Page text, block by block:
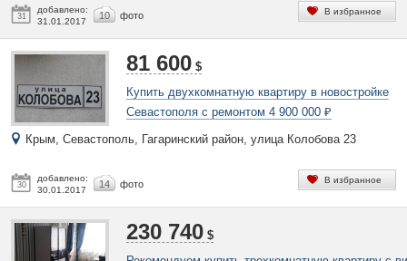
31
добавлено:
31.01.2017
10 фото В избранное
30
добавлено:
30.01.2017
14 фото
81 600 $
Купить двухкомнатную квартиру в новостройке
Севастополя с ремонтом 4 900 000 ₽
Крым, Севастополь, Гагаринский район, улица Колобова 23
В избранное
230 740 $